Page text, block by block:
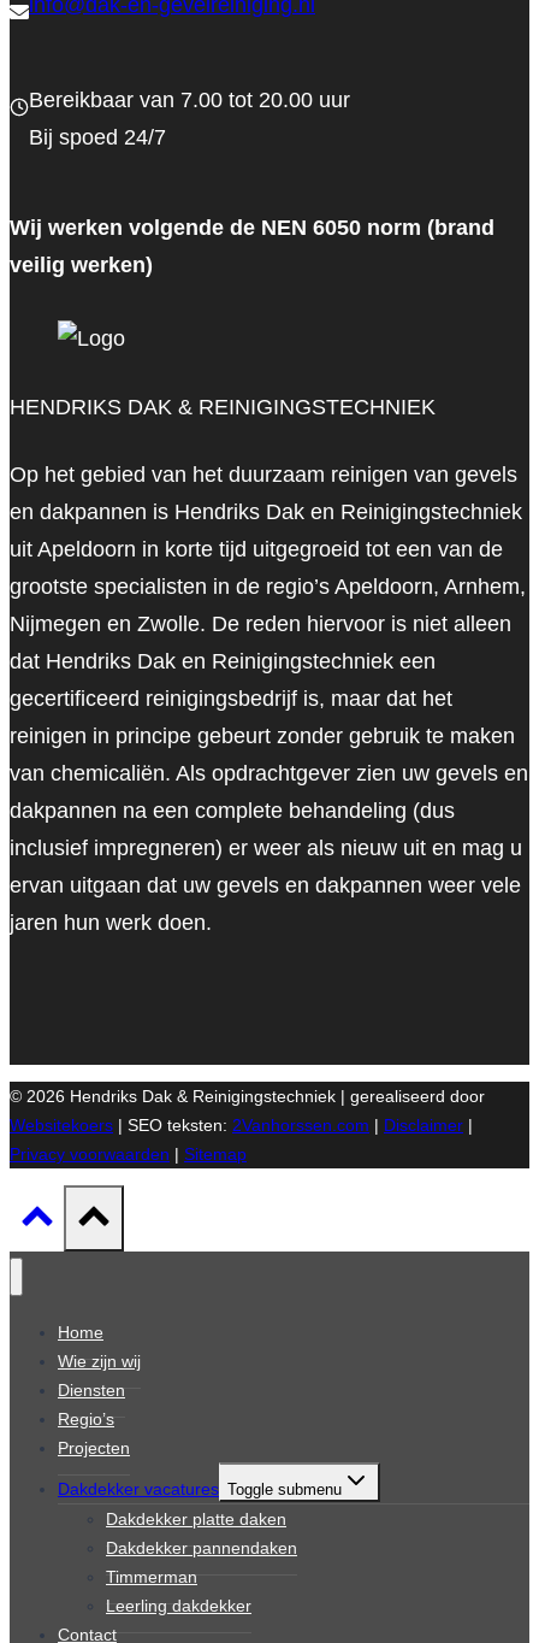
Bereikbaar van 7.00 tot 20.00 uur
Bij spoed 24/7
Wij werken volgende de NEN 6050 norm (brand
veilig werken)
HENDRIKS DAK & REINIGINGSTECHNIEK
Op het gebied van het duurzaam reinigen van gevels
en dakpannen is Hendriks Dak en Reinigingstechniek
uit Apeldoorn in korte tijd uitgegroeid tot een van de
grootste specialisten in de regio’s Apeldoorn, Arnhem,
Nijmegen en Zwolle. De reden hiervoor is niet alleen
dat Hendriks Dak en Reinigingstechniek een
gecertificeerd reinigingsbedrijf is, maar dat het
reinigen in principe gebeurt zonder gebruik te maken
van chemicaliën. Als opdrachtgever zien uw gevels en
dakpannen na een complete behandeling (dus
inclusief impregneren) er weer als nieuw uit en mag u
ervan uitgaan dat uw gevels en dakpannen weer vele
jaren hun werk doen.
© 2026 Hendriks Dak & Reinigingstechniek | gerealiseerd door
Websitekoers | SEO teksten: 2Vanhorssen.com | Disclaimer |
Privacy voorwaarden | Sitemap
Home
Wie zijn wij
Diensten
Regio’s
Projecten
Dakdekker vacatures Toggle submenu
Dakdekker platte daken
Dakdekker pannendaken
Timmerman
Leerling dakdekker
Contact